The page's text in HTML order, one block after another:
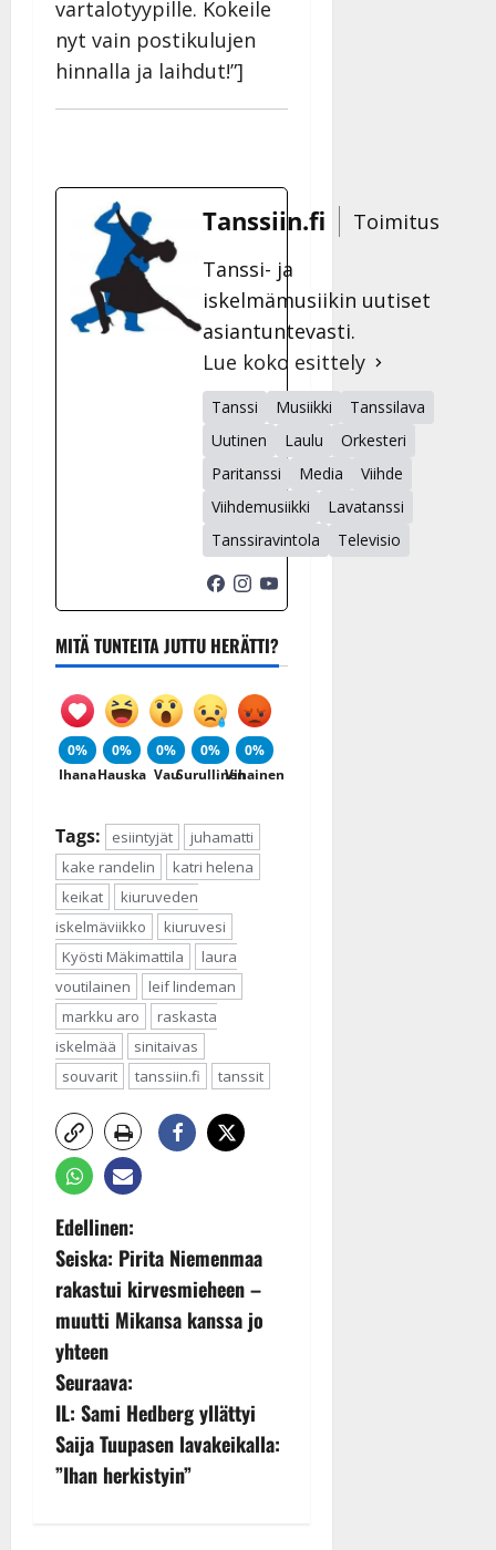
vartalotyypille. Kokeile
nyt vain postikulujen
hinnalla ja laihdut!”]
Tanssiin.fi
Toimitus
Tanssi- ja
iskelmämusiikin uutiset
asiantuntevasti.
Lue koko esittely
Tanssi Musiikki
Tanssilava
Uutinen
Laulu
Orkesteri
Paritanssi
Media
Viihde
Viihdemusiikki
Lavatanssi
Tanssiravintola
Televisio
MITÄ TUNTEITA JUTTU HERÄTTI?
0%
Ihana
0%
Hauska
0%
Vau
0%
Surullinen
0%
Vihainen
Tags: esiintyjät
juhamatti
kake randelin
katri helena
keikat
kiuruveden
iskelmäviikko
kiuruvesi
Kyösti Mäkimattila
laura
voutilainen
leif lindeman
markku aro
raskasta
iskelmää
sinitaivas
souvarit
tanssiin.fi tanssit
P
o
s
t
n
a
Edellinen:
Seiska: Pirita Niemenmaa
rakastui kirvesmieheen –
muutti Mikansa kanssa jo
yhteen
Seuraava:
IL: Sami Hedberg yllättyi
Saija Tuupasen lavakeikalla:
”Ihan herkistyin”